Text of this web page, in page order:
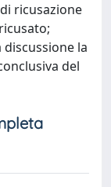
ricusazione
la
del